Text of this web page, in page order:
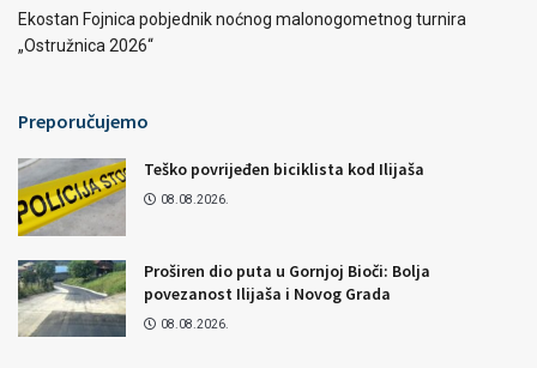
Ekostan Fojnica pobjednik noćnog malonogometnog turnira
„Ostružnica 2026“
Preporučujemo
Teško povrijeđen biciklista kod Ilijaša
08.08.2026.
Proširen dio puta u Gornjoj Bioči: Bolja
povezanost Ilijaša i Novog Grada
08.08.2026.